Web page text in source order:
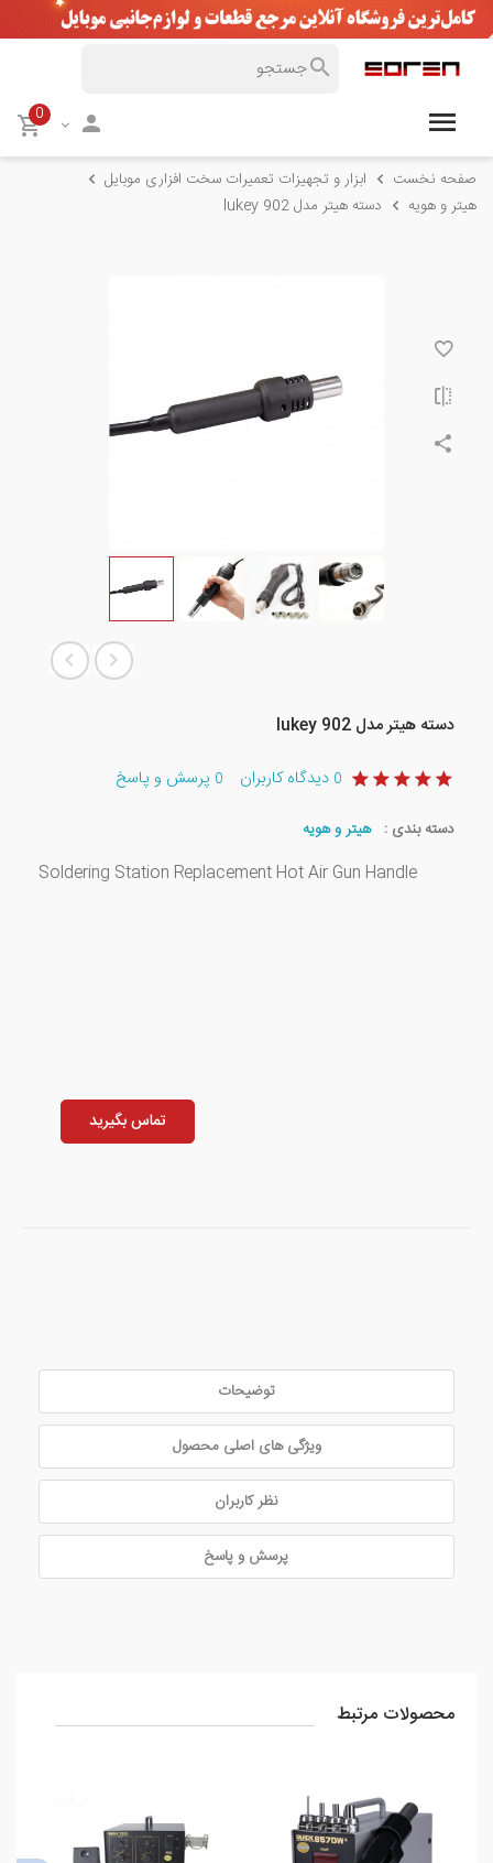
0
صفحه نخست
ابزار و تجهیزات تعمیرات سخت افزاری موبایل
هیتر و هویه
دسته هیتر مدل lukey 902
دسته هیتر مدل lukey 902
0 دیدگاه کاربران 0 پرسش و پاسخ
دسته بندی : هیتر و هویه
Soldering Station Replacement Hot Air Gun Handle
تماس بگیرید
توضیحات
ویژگی های اصلی محصول
نظر کاربران
پرسش و پاسخ
محصولات مرتبط